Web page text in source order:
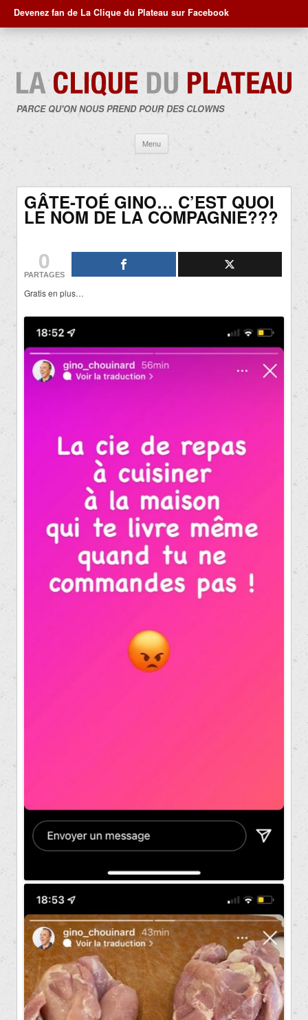
Devenez fan de La Clique du Plateau sur Facebook
PARCE QU'ON NOUS PREND POUR DES CLOWNS
Menu
contenu
GÂTE-TOÉ GINO… C’EST QUOI
LE NOM DE LA COMPAGNIE???
0
PARTAGES
Gratis en plus…